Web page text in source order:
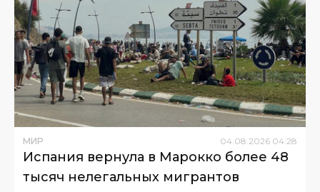
МИР 04.08.2026 04:28
Испания вернула в Марокко более 48
тысяч нелегальных мигрантов